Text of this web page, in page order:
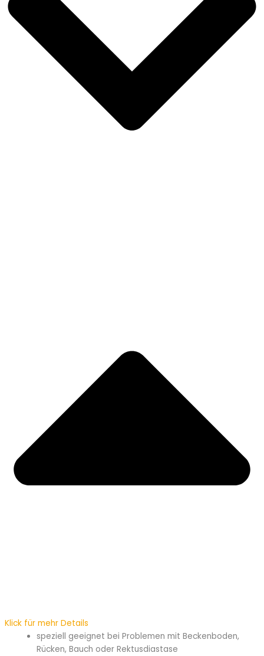
Klick für mehr Details
speziell geeignet bei Problemen mit Beckenboden,
Rücken, Bauch oder Rektusdiastase